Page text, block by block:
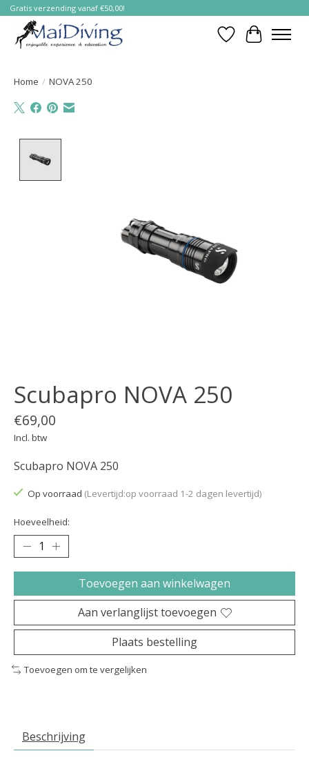
Gratis verzending vanaf €50,00!
Verlanglijst
Home / NOVA 250
Scubapro NOVA 250
€69,00
Incl. btw
Scubapro NOVA 250
Op voorraad (Levertijd:op voorraad 1-2 dagen levertijd)
Hoeveelheid:
Toevoegen aan winkelwagen
Aan verlanglijst toevoegen
Plaats bestelling
Toevoegen om te vergelijken
Beschrijving